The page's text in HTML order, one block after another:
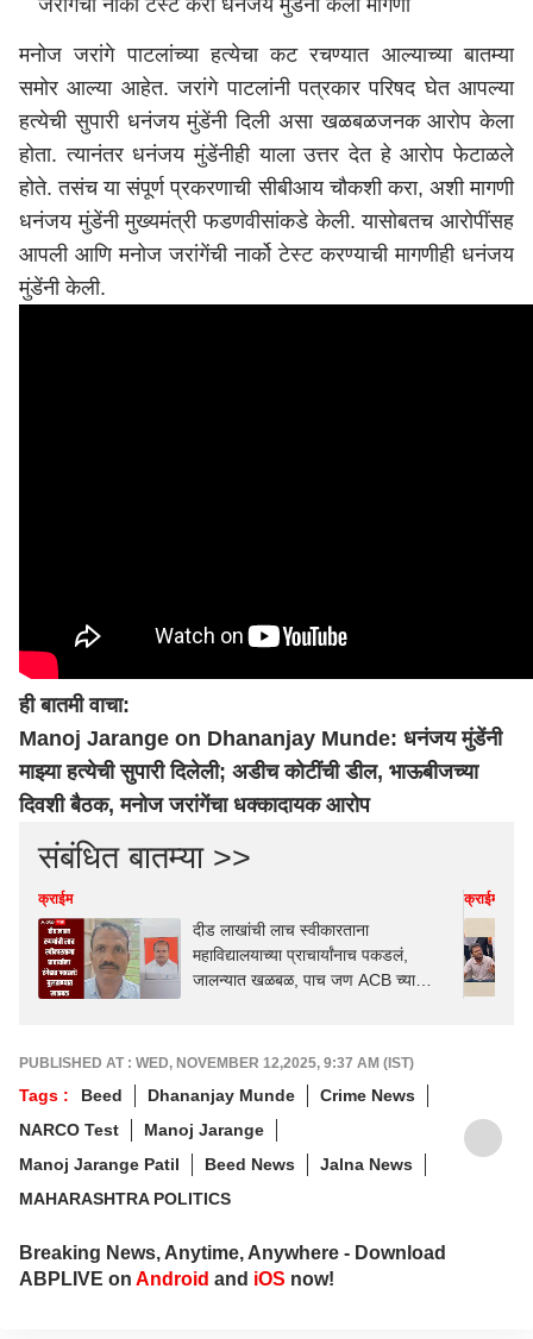
जरांगेंची नार्को टेस्ट करा धनंजय मुंडेंनी केली मागणी
मनोज जरांगे पाटलांच्या हत्येचा कट रचण्यात आल्याच्या बातम्या
समोर आल्या आहेत. जरांगे पाटलांनी पत्रकार परिषद घेत आपल्या
हत्येची सुपारी धनंजय मुंडेंनी दिली असा खळबळजनक आरोप केला
होता. त्यानंतर धनंजय मुंडेंनीही याला उत्तर देत हे आरोप फेटाळले
होते. तसंच या संपूर्ण प्रकरणाची सीबीआय चौकशी करा, अशी मागणी
धनंजय मुंडेंनी मुख्यमंत्री फडणवीसांकडे केली. यासोबतच आरोपींसह
आपली आणि मनोज जरांगेंची नार्को टेस्ट करण्याची मागणीही धनंजय
मुंडेंनी केली.
ही बातमी वाचा:
Manoj Jarange on Dhananjay Munde: धनंजय मुंडेंनी
माझ्या हत्येची सुपारी दिलेली; अडीच कोटींची डील, भाऊबीजच्या
दिवशी बैठक, मनोज जरांगेंचा धक्कादायक आरोप
संबंधित बातम्या >>
क्राईम
दीड लाखांची लाच स्वीकारताना
महाविद्यालयाच्या प्राचार्यांनाच पकडलं,
जालन्यात खळबळ, पाच जण ACB च्या
क्राईम
PUBLISHED AT : WED, NOVEMBER 12,2025, 9:37 AM (IST)
Tags : Beed Dhananjay Munde
Crime News
NARCO Test
Manoj Jarange
Manoj Jarange Patil
Beed News
Jalna News
MAHARASHTRA POLITICS
Breaking News, Anytime, Anywhere - Download
ABPLIVE on Android and iOS now!